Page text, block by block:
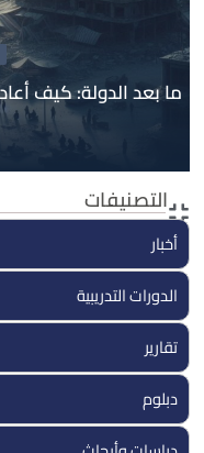
الجهادية السلفية
ما بعد الدولة: كيف أعادت
13 يناير, 2026
ما بعد الدولة: كيف
التصنيفات
أخبار
الدورات التدريبية
تقارير
دبلوم